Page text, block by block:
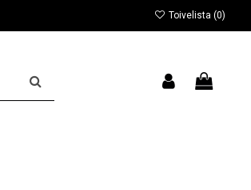
Toivelista (0)